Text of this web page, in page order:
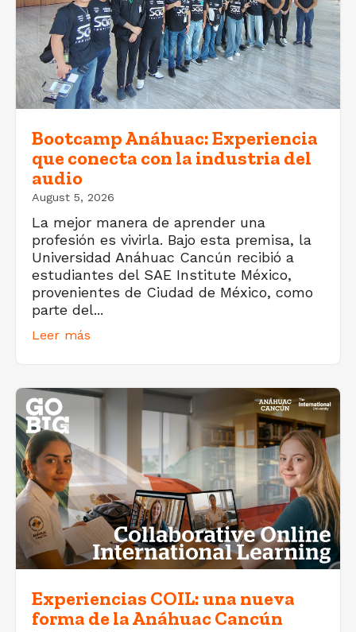
Bootcamp Anáhuac: Experiencia
que conecta con la industria del
audio
August 5, 2026
La mejor manera de aprender una
profesión es vivirla. Bajo esta premisa, la
Universidad Anáhuac Cancún recibió a
estudiantes del SAE Institute México,
provenientes de Ciudad de México, como
parte del...
Leer más
Experiencias COIL: una nueva
forma de la Anáhuac Cancún